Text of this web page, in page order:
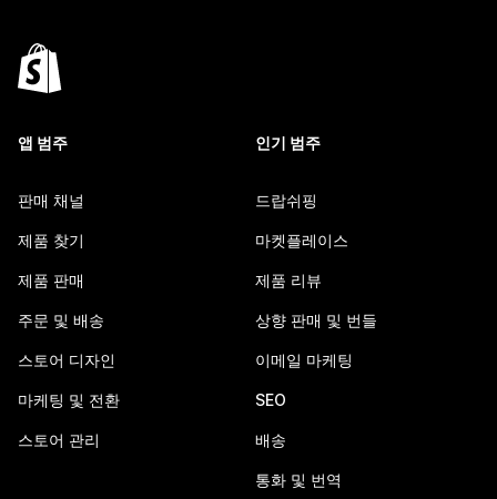
앱 범주
판매 채널
제품 찾기
제품 판매
주문 및 배송
스토어 디자인
마케팅 및 전환
스토어 관리
인기 범주
드랍쉬핑
마켓플레이스
제품 리뷰
상향 판매 및 번들
이메일 마케팅
SEO
배송
통화 및 번역